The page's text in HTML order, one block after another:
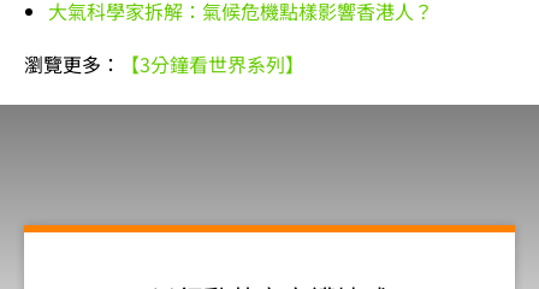
大氣科學家拆解：氣候危機點樣影響香港人？
瀏覽更多：
【3分鐘看世界系列】